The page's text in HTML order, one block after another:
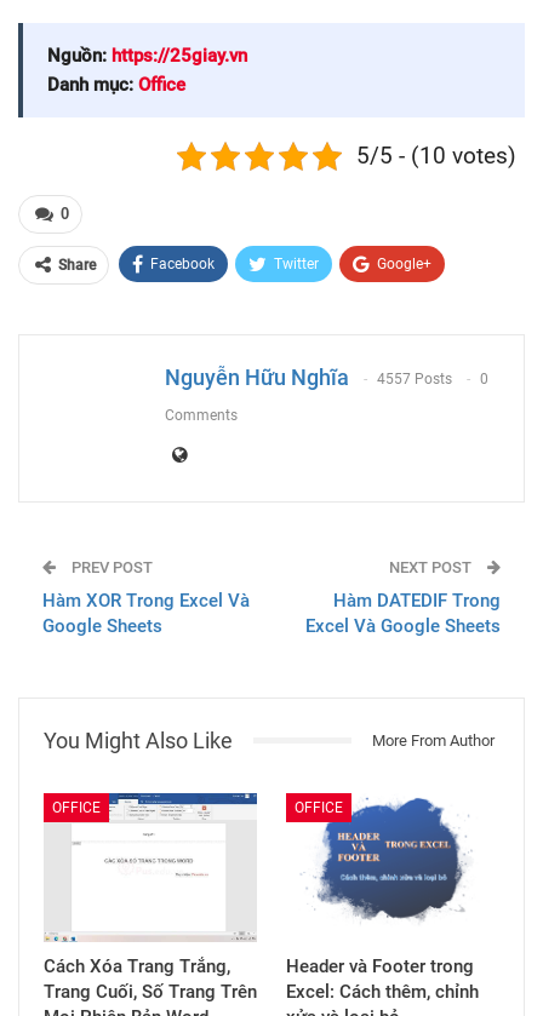
Nguồn: https://25giay.vn
Danh mục: Office
5/5 - (10 votes)
0
Share Facebook Twitter Google+
Nguyễn Hữu Nghĩa 4557 Posts 0
Comments
PREV POST
Hàm XOR Trong Excel Và
Google Sheets
NEXT POST
Hàm DATEDIF Trong
Excel Và Google Sheets
You Might Also Like More From Author
OFFICE
Cách Xóa Trang Trắng,
Trang Cuối, Số Trang Trên
OFFICE
Header và Footer trong
Excel: Cách thêm, chỉnh